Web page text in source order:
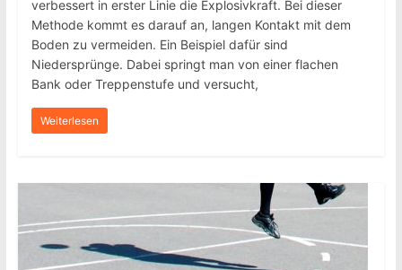
verbessert in erster Linie die Explosivkraft. Bei dieser
Methode kommt es darauf an, langen Kontakt mit dem
Boden zu vermeiden. Ein Beispiel dafür sind
Niedersprünge. Dabei springt man von einer flachen
Bank oder Treppenstufe und versucht,
Weiterlesen